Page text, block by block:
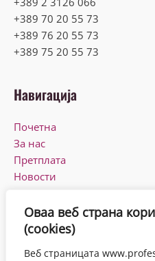
Оваа веб страна
(cookies)
Веб страницата
+389 70 20 55 73
+389 76 20 55 73
+389 75 20 55 73
Навигација
Почетна
За нас
Претплата
Новости
Контакт
Работно време